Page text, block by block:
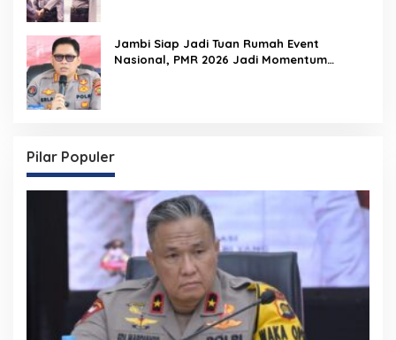
Jambi Siap Jadi Tuan Rumah Event
Nasional, PMR 2026 Jadi Momentum
Pilar Populer